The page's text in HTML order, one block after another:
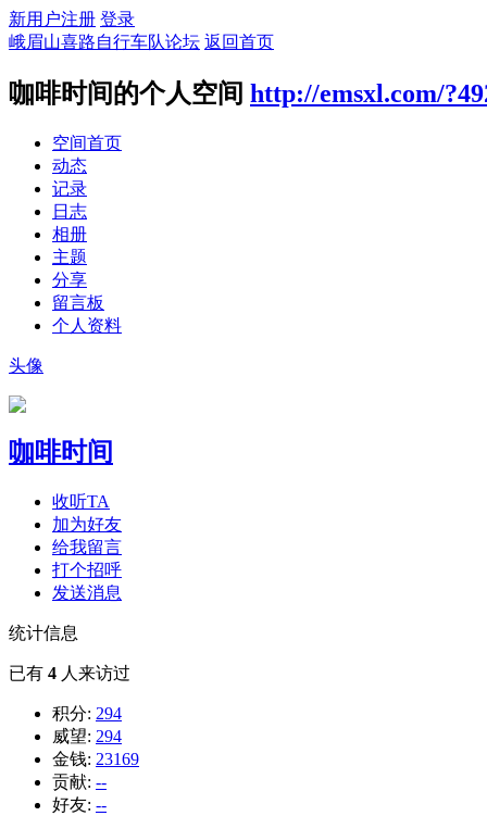
新用户注册 登录
峨眉山喜路自行车队论坛 返回首页
咖啡时间的个人空间 http://emsxl.com/
空间首页
动态
记录
日志
相册
主题
分享
留言板
个人资料
头像
咖啡时间
收听TA
加为好友
给我留言
打个招呼
发送消息
统计信息
已有 4 人来访过
积分: 294
威望: 294
金钱: 23169
贡献: --
好友: --